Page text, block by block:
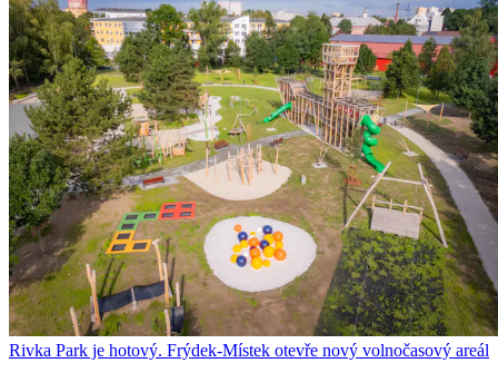
Rivka Park je hotový. Frýdek-Místek otevře nový volnočasový areál